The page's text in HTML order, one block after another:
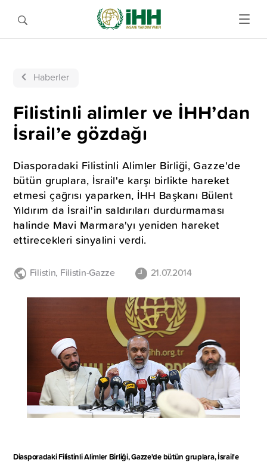
Haberler
Filistinli alimler ve İHH’dan
İsrail’e gözdağı
Diasporadaki Filistinli Alimler Birliği, Gazze'de
bütün gruplara, İsrail'e karşı birlikte hareket
etmesi çağrısı yaparken, İHH Başkanı Bülent
Yıldırım da İsrail'in saldırıları durdurmaması
halinde Mavi Marmara'yı yeniden hareket
ettirecekleri sinyalini verdi.
Filistin, Filistin-Gazze 21.07.2014
Diasporadaki Filistinli Alimler Birliği, Gazze'de bütün gruplara, İsrail'e